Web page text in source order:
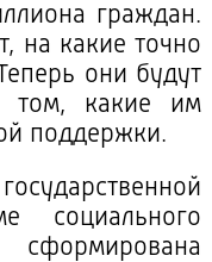
граждан.
на какие точно
они будут
том, какие им
поддержки.
социального